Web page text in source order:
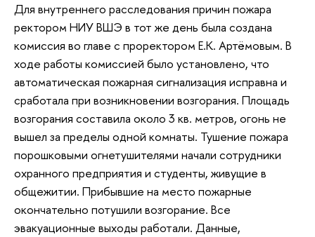
Для внутреннего расследования причин пожара
ректором НИУ ВШЭ в тот же день была создана
комиссия во главе с проректором Е.К. Артёмовым. В
ходе работы комиссией было установлено, что
автоматическая пожарная сигнализация исправна и
сработала при возникновении возгорания. Площадь
возгорания составила около 3 кв. метров, огонь не
вышел за пределы одной комнаты. Тушение пожара
порошковыми огнетушителями начали сотрудники
охранного предприятия и студенты, живущие в
общежитии. Прибывшие на место пожарные
окончательно потушили возгорание. Все
эвакуационные выходы работали. Данные,